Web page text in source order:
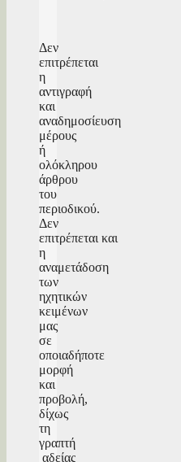
Δεν
επιτρέπεται
η
αντιγραφή
και
αναδημοσίευση
μέρους
ή
ολόκληρου
άρθρου
του
περιοδικού.
Δεν
επιτρέπεται και
η
αναμετάδοση
των
ηχητικών
κειμένων
μας
σε
οποιαδήποτε
μορφή
και
προβολή,
δίχως
τη
γραπτή
αδείας